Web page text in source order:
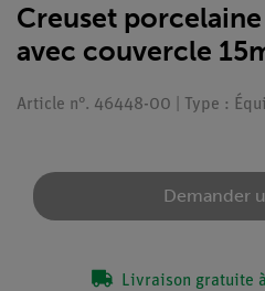
Creuset
avec couvercle
Article n°. 46448-00 | Type :
Demander
Livraison gratuite